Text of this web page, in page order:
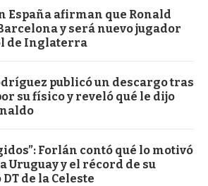
España afirman que Ronald
y será nuevo jugador
de Inglaterra
publicó un descargo tras
su físico y reveló qué le dijo
Forlán contó qué lo motivó
Uruguay y el récord de su
de la Celeste